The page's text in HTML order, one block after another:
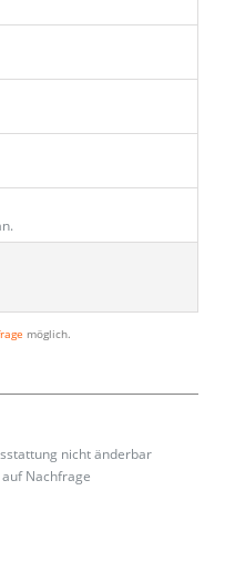
möglich.
nicht änderbar
Nachfrage